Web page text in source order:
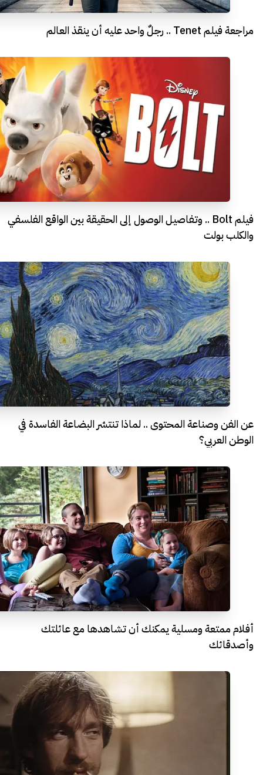
مراجعة فيلم Tenet .. رجلٌ واحد عليه أن ينقذ العالم
فيلم Bolt .. وتفاصيل الوصول إلى الحقيقة بين الواقع الفلسفي
والكلب بولت
عن الفن وصناعة المحتوى .. لماذا تنتشر البضاعة الفاسدة في
الوطن العربي؟
أفلام ممتعة ومسلية يمكنك أن تشاهدها مع عائلتك
وأصدقائك